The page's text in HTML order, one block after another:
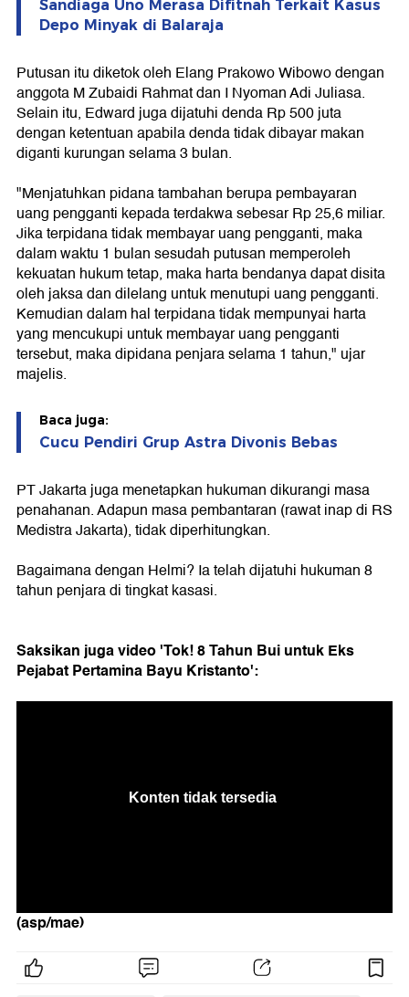
Sandiaga Uno Merasa Difitnah Terkait Kasus
Depo Minyak di Balaraja
Putusan itu diketok oleh Elang Prakowo Wibowo dengan
anggota M Zubaidi Rahmat dan I Nyoman Adi Juliasa.
Selain itu, Edward juga dijatuhi denda Rp 500 juta
dengan ketentuan apabila denda tidak dibayar makan
diganti kurungan selama 3 bulan.
"Menjatuhkan pidana tambahan berupa pembayaran
uang pengganti kepada terdakwa sebesar Rp 25,6 miliar.
Jika terpidana tidak membayar uang pengganti, maka
dalam waktu 1 bulan sesudah putusan memperoleh
kekuatan hukum tetap, maka harta bendanya dapat disita
oleh jaksa dan dilelang untuk menutupi uang pengganti.
Kemudian dalam hal terpidana tidak mempunyai harta
yang mencukupi untuk membayar uang pengganti
tersebut, maka dipidana penjara selama 1 tahun," ujar
majelis.
Baca juga:
Cucu Pendiri Grup Astra Divonis Bebas
PT Jakarta juga menetapkan hukuman dikurangi masa
penahanan. Adapun masa pembantaran (rawat inap di RS
Medistra Jakarta), tidak diperhitungkan.
Bagaimana dengan Helmi? Ia telah dijatuhi hukuman 8
tahun penjara di tingkat kasasi.
Saksikan juga video 'Tok! 8 Tahun Bui untuk Eks
Pejabat Pertamina Bayu Kristanto':
(asp/mae)